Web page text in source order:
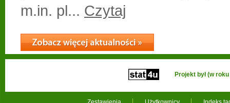
m.in. pl... Czytaj
Projekt był (w